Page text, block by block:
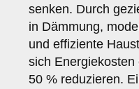
senken. Durch
in Dämmung,
und effiziente
sich
50 % reduzieren.